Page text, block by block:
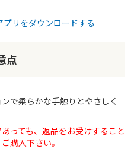
プリをダウンロードする
点
で柔らかな手触りとやさしく
っても、返品をお受けすること
購入下さい。